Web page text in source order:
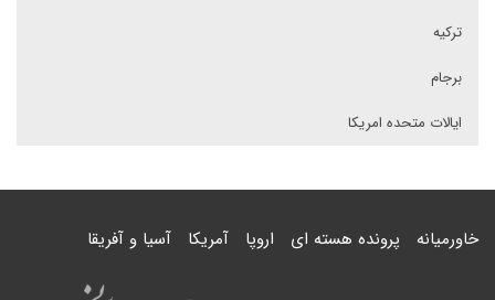
ترکیه
برجام
ایالات متحده امریکا
خاورمیانه پرونده هسته ای اروپا آمریکا آسیا و آفریقا